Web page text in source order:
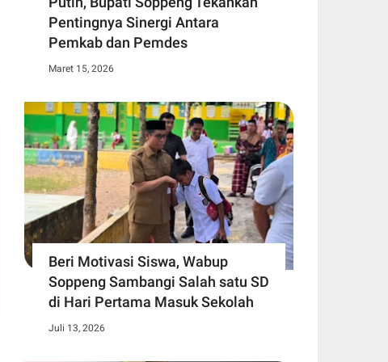
Pentingnya Sinergi Antara
Pemkab dan Pemdes
Maret 15, 2026
Beri Motivasi Siswa, Wabup
Soppeng Sambangi Salah satu SD
di Hari Pertama Masuk Sekolah
Juli 13, 2026